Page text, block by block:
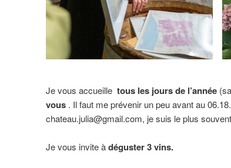
Je vous accueille tous les jours de l’année
vous . Il faut me prévenir un peu avant au
chateau.julia@gmail.com, je suis le plus
Je vous invite àdéguster 3 vins.